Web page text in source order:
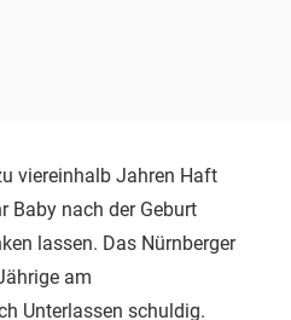
viereinhalb Jahren Haft
Baby nach der Geburt
lassen. Das Nürnberger
am
Unterlassen schuldig.